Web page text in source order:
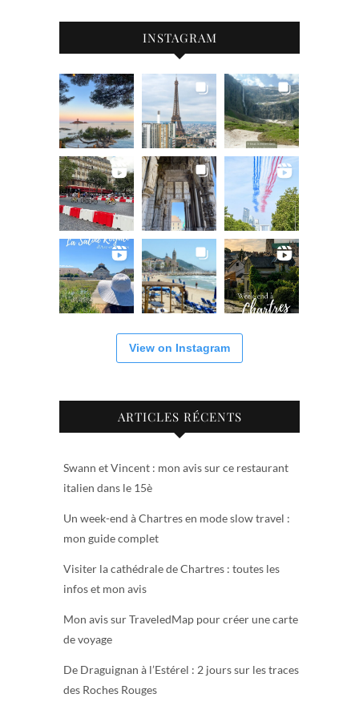
INSTAGRAM
View on Instagram
ARTICLES RÉCENTS
Swann et Vincent : mon avis sur ce restaurant
italien dans le 15è
Un week-end à Chartres en mode slow travel :
mon guide complet
Visiter la cathédrale de Chartres : toutes les
infos et mon avis
Mon avis sur TraveledMap pour créer une carte
de voyage
De Draguignan à l’Estérel : 2 jours sur les traces
des Roches Rouges